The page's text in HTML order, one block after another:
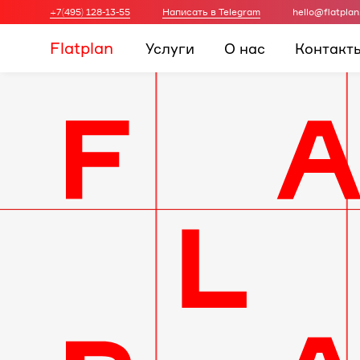
+7(495) 128-13-55 Написать в Telegram
Flatplan Услуги О нас
Дизайн-
интерьера